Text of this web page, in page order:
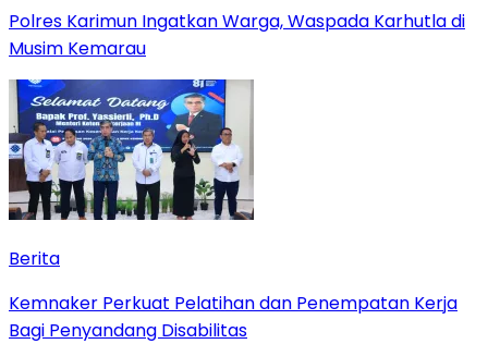
Polres Karimun Ingatkan Warga, Waspada Karhutla di
Musim Kemarau
Berita
Kemnaker Perkuat Pelatihan dan Penempatan Kerja
Bagi Penyandang Disabilitas